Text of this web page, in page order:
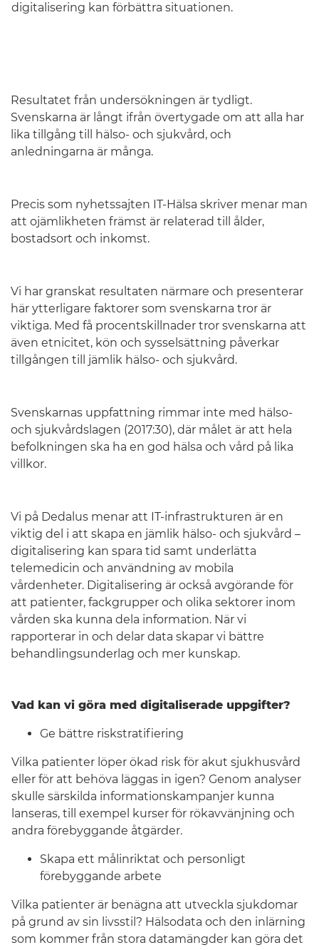
digitalisering kan förbättra situationen.
Resultatet från undersökningen är tydligt.
Svenskarna är långt ifrån övertygade om att alla har
lika tillgång till hälso- och sjukvård, och
anledningarna är många.
Precis som nyhetssajten IT-Hälsa skriver menar man
att ojämlikheten främst är relaterad till ålder,
bostadsort och inkomst.
Vi har granskat resultaten närmare och presenterar
här ytterligare faktorer som svenskarna tror är
viktiga. Med få procentskillnader tror svenskarna att
även etnicitet, kön och sysselsättning påverkar
tillgången till jämlik hälso- och sjukvård.
Svenskarnas uppfattning rimmar inte med hälso-
och sjukvårdslagen (2017:30), där målet är att hela
befolkningen ska ha en god hälsa och vård på lika
villkor.
Vi på Dedalus menar att IT-infrastrukturen är en
viktig del i att skapa en jämlik hälso- och sjukvård –
digitalisering kan spara tid samt underlätta
telemedicin och användning av mobila
vårdenheter. Digitalisering är också avgörande för
att patienter, fackgrupper och olika sektorer inom
vården ska kunna dela information. När vi
rapporterar in och delar data skapar vi bättre
behandlingsunderlag och mer kunskap.
Vad kan vi göra med digitaliserade uppgifter?
Ge bättre riskstratifiering
Vilka patienter löper ökad risk för akut sjukhusvård
eller för att behöva läggas in igen? Genom analyser
skulle särskilda informationskampanjer kunna
lanseras, till exempel kurser för rökavvänjning och
andra förebyggande åtgärder.
Skapa ett målinriktat och personligt
förebyggande arbete
Vilka patienter är benägna att utveckla sjukdomar
på grund av sin livsstil? Hälsodata och den inlärning
som kommer från stora datamängder kan göra det